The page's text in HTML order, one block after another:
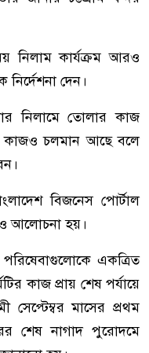
নিলাম কার্যক্রম আরও
দেন।
নিলামে তোলার কাজ
কাজও চলমান আছে বলে
বিজনেস পোর্টাল
আলোচনা হয়।
একত্রিত
কাজ প্রায় শেষ পর্যায়ে
সেপ্টেম্বর মাসের প্রথম
শেষ নাগাদ পুরোদমে